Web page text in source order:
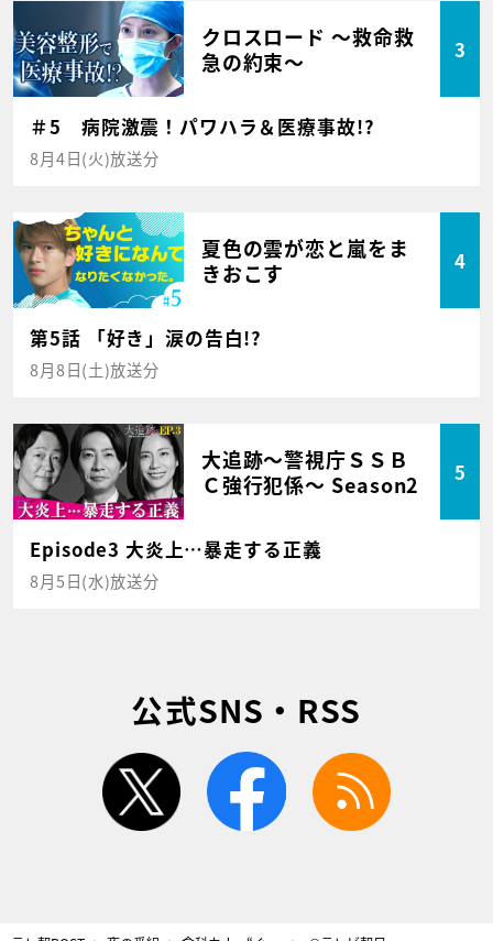
クロスロード ～救命救
急の約束～
3
＃5 病院激震！パワハラ＆医療事故!?
8月4日(火)放送分
夏色の雲が恋と嵐をま
きおこす
4
第5話 「好き」涙の告白!?
8月8日(土)放送分
大追跡～警視庁ＳＳＢ
Ｃ強行犯係～ Season2
5
Episode3 大炎上…暴走する正義
8月5日(水)放送分
公式SNS・RSS
twitter facebook